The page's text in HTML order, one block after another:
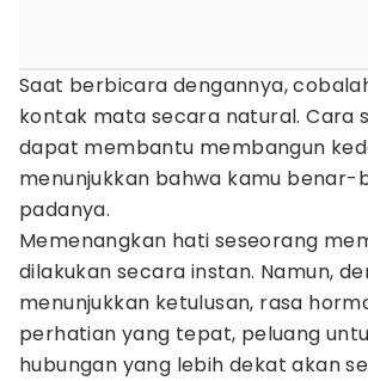
Saat berbicara dengannya,
kontak mata secara natural. Cara
dapat membantu membangun
menunjukkan bahwa kamu
padanya.
Memenangkan hati seseorang
dilakukan secara instan. Namun,
menunjukkan ketulusan, rasa
perhatian yang tepat, peluang
hubungan yang lebih dekat akan